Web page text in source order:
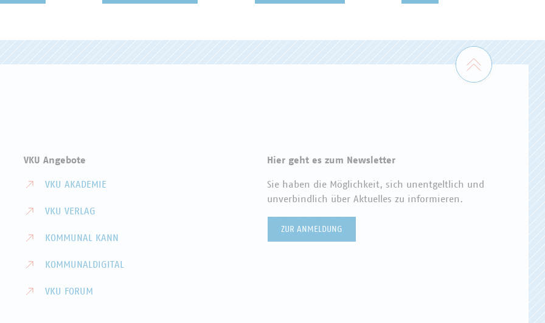
Zum
VKU Angebote
VKU AKADEMIE
VKU VERLAG
KOMMUNAL KANN
KOMMUNALDIGITAL
VKU FORUM
Hier geht es zum Newsletter
Sie haben die Möglichkeit, sich unentgeltlich und
unverbindlich über Aktuelles zu informieren.
ZUR ANMELDUNG